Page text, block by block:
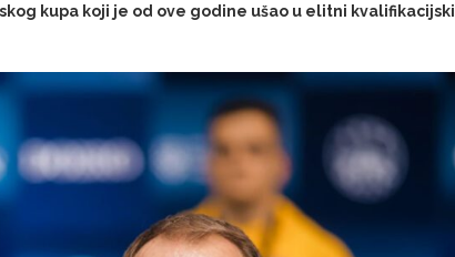
kupa koji je od ove godine ušao u elitni kvalifikacijski